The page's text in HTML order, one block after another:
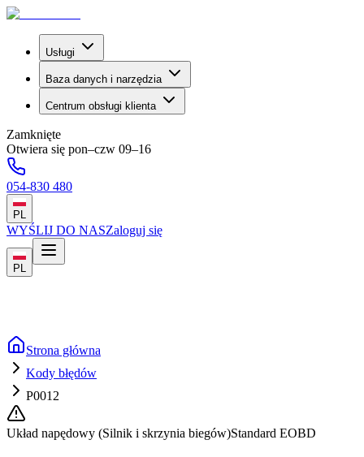
Usługi
Baza danych i narzędzia
Centrum obsługi klienta
Zamknięte
Otwiera się pon–czw 09–16
054-830 480
PL
WYŚLIJ DO NASZaloguj się
PL
Strona główna
Kody błędów
P0012
Układ napędowy (Silnik i skrzynia biegów)Standard EOBD